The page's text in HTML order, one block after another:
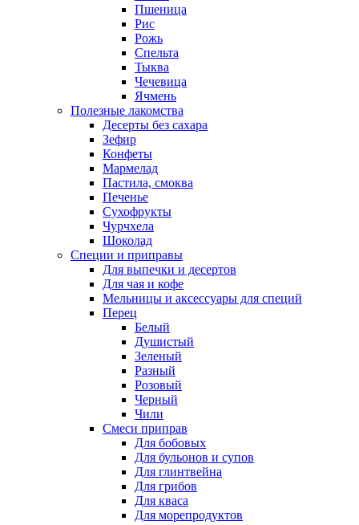
Пшеница
Рис
Рожь
Спельта
Тыква
Чечевица
Ячмень
Полезные лакомства
Десерты без сахара
Зефир
Конфеты
Мармелад
Пастила, смоква
Печенье
Сухофрукты
Чурчхела
Шоколад
Специи и приправы
Для выпечки и десертов
Для чая и кофе
Мельницы и аксессуары для специй
Перец
Белый
Душистый
Зеленый
Разный
Розовый
Черный
Чили
Смеси приправ
Для бобовых
Для бульонов и супов
Для глинтвейна
Для грибов
Для кваса
Для морепродуктов